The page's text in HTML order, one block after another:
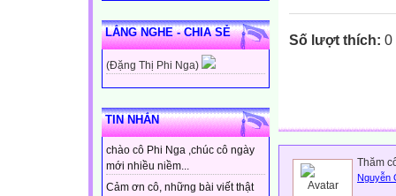
LẮNG NGHE - CHIA SẺ
(Đặng Thị Phi Nga)
TIN NHẮN
chào cô Phi Nga ,chúc cô ngày
mới nhiều niềm...
Cảm ơn cô, những bài viết thật
Số lượt thích: 0
Thăm
Nguyễn